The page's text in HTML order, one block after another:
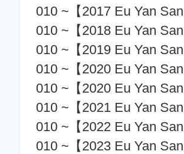
010 ~【2017 Eu Yan
010 ~【2018 Eu Yan
010 ~【2019 Eu Yan
010 ~【2020 Eu Yan
010 ~【2020 Eu Yan
010 ~【2021 Eu Yan
010 ~【2022 Eu Yan
010 ~【2023 Eu Yan